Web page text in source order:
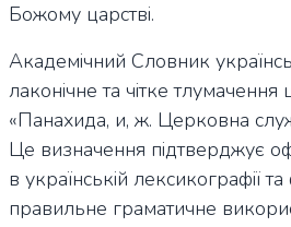
Божому царстві.
Академічний Словник
лаконічне та чітке тлумачення
«Панахида, и, ж. Церковна
Це визначення підтверджує
в українській лексикографії
правильне граматичне